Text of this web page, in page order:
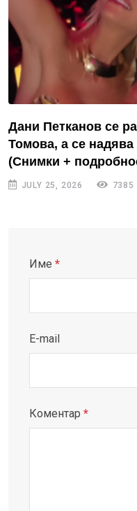
Дани Петканов се
Томова, а се
(Снимки +
JULY 25, 2026 7385
Име *
E-mail
Коментар *